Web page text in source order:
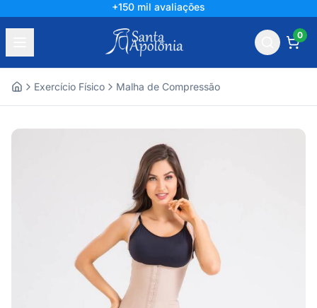
+150 mil avaliações
0
Exercício Físico Malha de Compressão